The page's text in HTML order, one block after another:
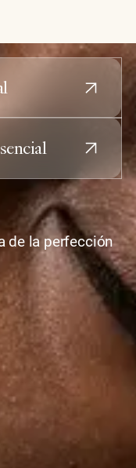
de la perfección